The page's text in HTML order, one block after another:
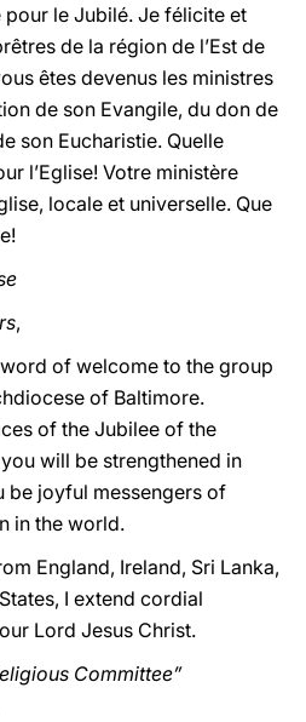
le Jubilé. Je félicite et
de la région de l’Est de
êtes devenus les ministres
de son Evangile, du don de
son Eucharistie. Quelle
l’Eglise! Votre ministère
locale et universelle. Que
,
of welcome to the group
of Baltimore.
of the Jubilee of the
will be strengthened in
be joyful messengers of
in the world.
England, Ireland, Sri Lanka,
I extend cordial
Lord Jesus Christ.
Committee”